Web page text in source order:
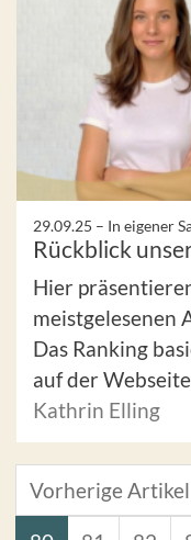
29.09.25 – In eigener
Rückblick
Hier
meistgelesenen
Das Ranking
auf der
Kathrin Elling
Vorherige Artikel